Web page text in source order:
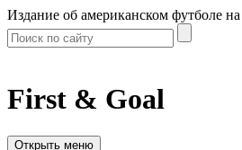
Издание об американском футболе
First & Goal
Открыть меню